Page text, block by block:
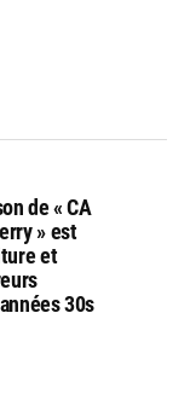
de « CA
» est
et
30s